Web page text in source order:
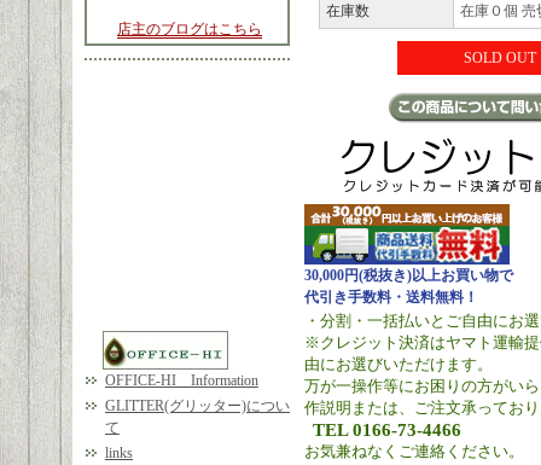
店主のブログはこちら
OFFICE-HI Information
GLITTER(グリッター)につい
て
links
在庫数 在庫０個 売
SOLD OUT
30,000円(税抜き)以上お買い物で
代引き手数料・送料無料！
・分割・一括払いとご自由にお
※クレジット決済はヤマト運輸
由にお選びいただけます。
万が一操作等にお困りの方がい
作説明または、ご注文承ってお
TEL 0166-73-4466
お気兼ねなくご連絡ください。